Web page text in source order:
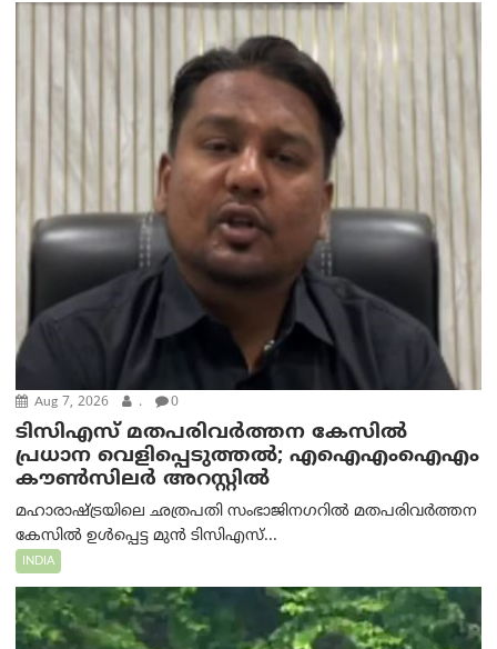
Aug 7, 2026 . 0
ടിസിഎസ് മതപരിവർത്തന കേസിൽ
പ്രധാന വെളിപ്പെടുത്തൽ; എഐഎംഐഎം
കൗൺസിലർ അറസ്റ്റിൽ
മഹാരാഷ്ട്രയിലെ ഛത്രപതി സംഭാജിനഗറിൽ മതപരിവർത്തന
കേസിൽ ഉൾപ്പെട്ട മുൻ ടിസിഎസ്...
INDIA